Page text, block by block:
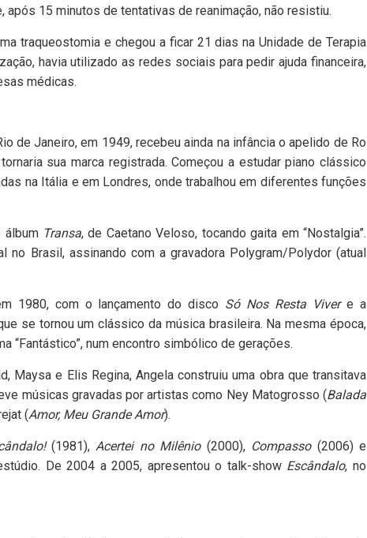
após 15 minutos de tentativas de reanimação, não resistiu.
traqueostomia e chegou a ficar 21 dias na Unidade de Terapia
havia utilizado as redes sociais para pedir ajuda financeira,
médicas.
de Janeiro, em 1949, recebeu ainda na infância o apelido de Ro
sua marca registrada. Começou a estudar piano clássico
na Itália e em Londres, onde trabalhou em diferentes funções
álbum Transa, de Caetano Veloso, tocando gaita em “Nostalgia”.
no Brasil, assinando com a gravadora Polygram/Polydor (atual
1980, com o lançamento do disco Só Nos Resta Vivere a
se tornou um clássico da música brasileira. Na mesma época,
“Fantástico”, num encontro simbólico de gerações.
Maysa e Elis Regina, Angela construiu uma obra que transitava
músicas gravadas por artistas como Ney Matogrosso (Balada
(Amor, Meu Grande Amor).
(1981),Acertei no Milênio(2000), Compasso(2006) e
De 2004 a 2005, apresentou o talk-show Escândalo, no